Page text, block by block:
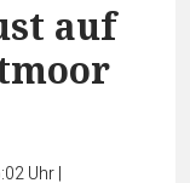
auf
Uhr|